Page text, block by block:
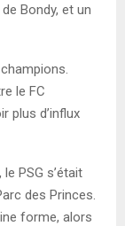
Bondy, et un
le FC
plus d’influx
PSG s’était
des Princes.
forme, alors